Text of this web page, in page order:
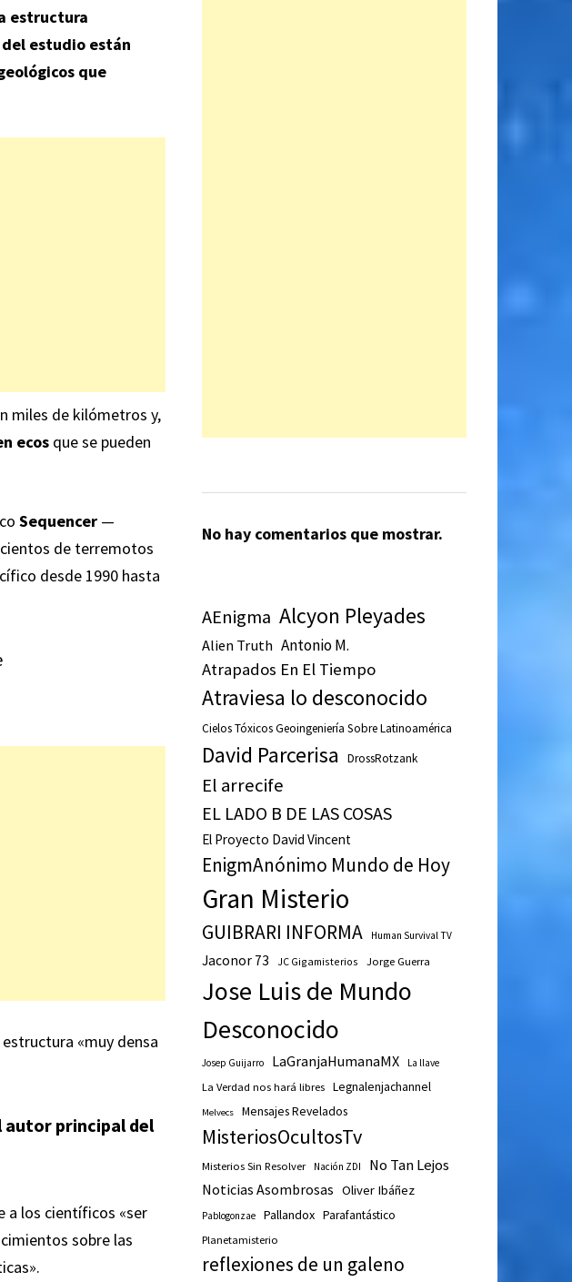
estructura
estudio están
que
miles de kilómetros y,
ecosque se pueden
Sequencer—
de terremotos
desde 1990 hasta
«muy densa
autor principal del
a los científicos «ser
sobre las
No hay comentarios que mostrar.
AEnigma Alcyon Pleyades
Alien Truth Antonio M.
Atrapados En El Tiempo
Atraviesa lo desconocido
Cielos Tóxicos Geoingeniería Sobre Latinoamérica
David Parcerisa DrossRotzank
El arrecife
EL LADO B DE LAS COSAS
El Proyecto David Vincent
EnigmAnónimo Mundo de Hoy
Gran Misterio
GUIBRARI INFORMA Human Survival TV
Jaconor 73 JC Gigamisterios Jorge Guerra
Jose Luis de Mundo
Desconocido
Josep Guijarro LaGranjaHumanaMX La llave
La Verdad nos hará libres Legnalenjachannel
Melvecs Mensajes Revelados
MisteriosOcultosTv
Misterios Sin Resolver Nación ZDI No Tan Lejos
Noticias Asombrosas Oliver Ibáñez
Pablogonzae Pallandox Parafantástico
Planetamisterio
reflexiones de un galeno